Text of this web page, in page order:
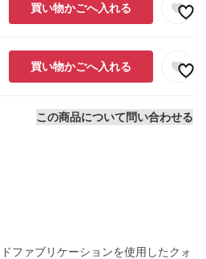
買い物かごへ入れる
買い物かごへ入れる
この商品について問い合わせる
ファブリケーションを使用したクォ